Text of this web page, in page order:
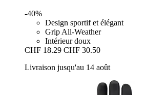
-40%
Design sportif et élégant
Grip All-Weather
Intérieur doux
CHF 18.29 CHF 30.50
Livraison jusqu'au 14 août